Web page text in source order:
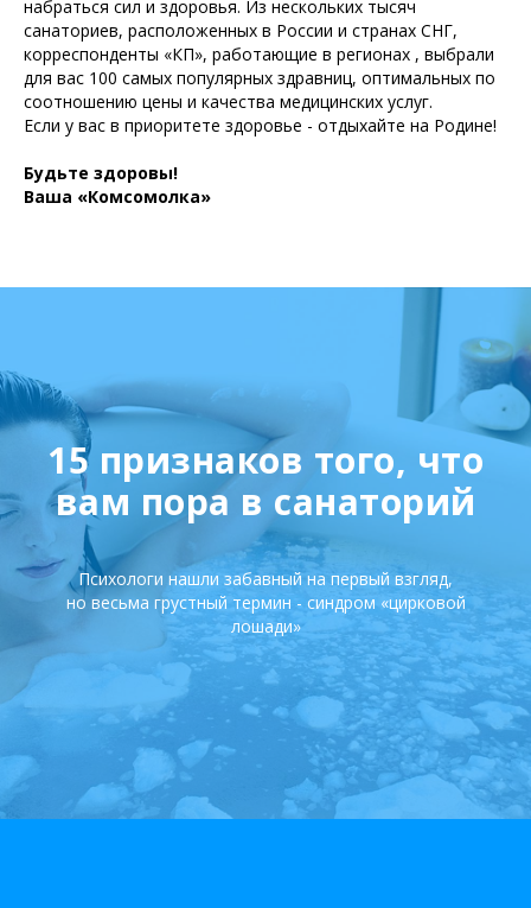
набраться сил и здоровья. Из нескольких тысяч
санаториев, расположенных в России и странах СНГ,
корреспонденты «КП», работающие в регионах , выбрали
для вас 100 самых популярных здравниц, оптимальных по
соотношению цены и качества медицинских услуг.
Если у вас в приоритете здоровье - отдыхайте на Родине!
Будьте здоровы!
Ваша «Комсомолка»
15 признаков того, что
вам пора в санаторий
Психологи нашли забавный на первый взгляд,
но весьма грустный термин - синдром «цирковой
лошади»